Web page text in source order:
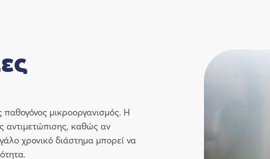
μικροοργανισμός. Η
αντιμετώπισης, καθώς αν
χρονικό διάστημα μπορεί να